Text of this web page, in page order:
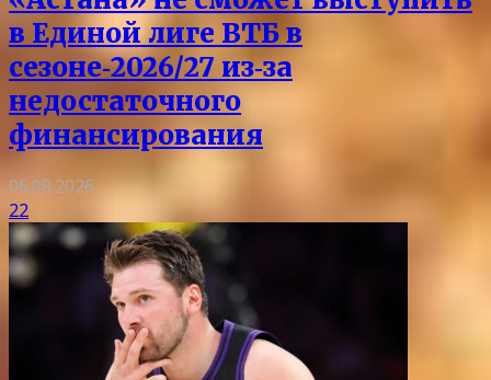
в Единой лиге ВТБ в
сезоне‑2026/27 из‑за
недостаточного
финансирования
06.08.2026
22